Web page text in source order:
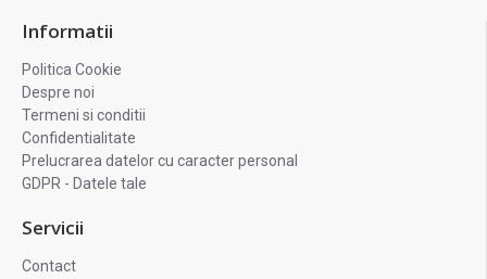
Informatii
Politica Cookie
Despre noi
Termeni si conditii
Confidentialitate
Prelucrarea datelor cu caracter personal
GDPR - Datele tale
Servicii
Contact